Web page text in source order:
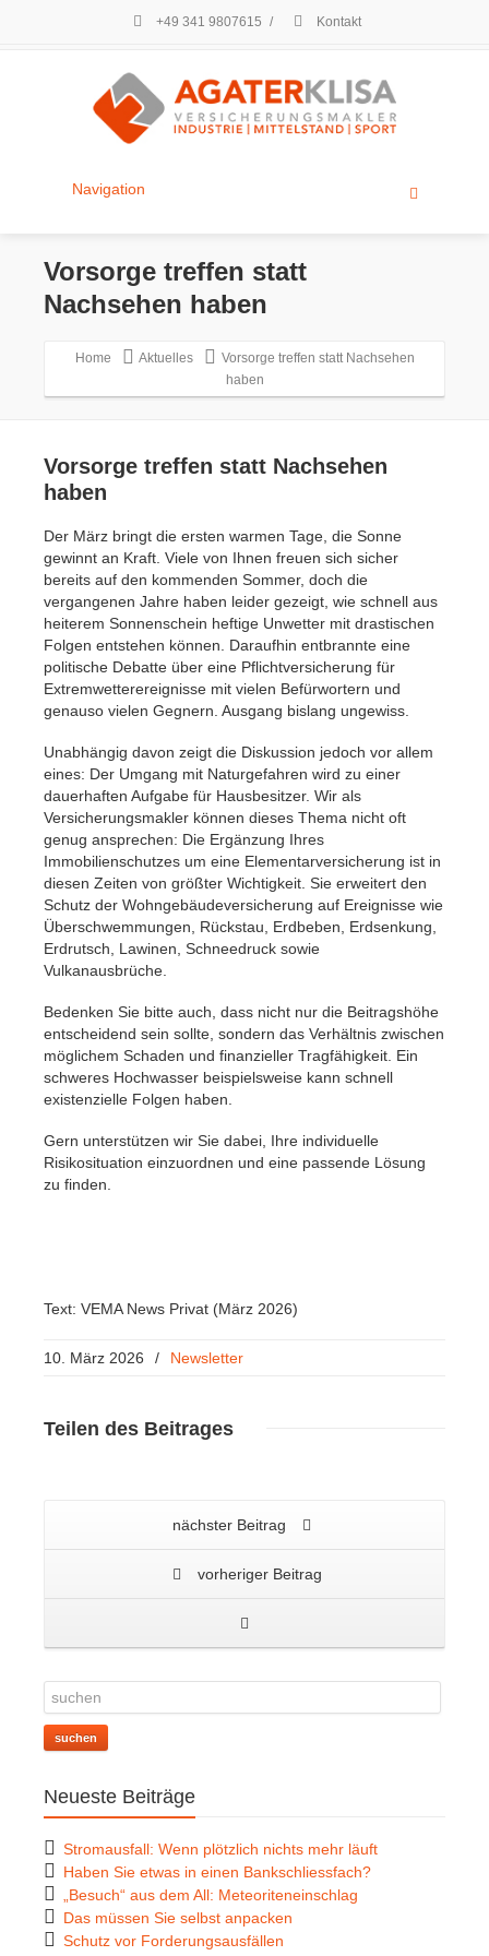
+49 341 9807615 / Kontakt
Navigation
Vorsorge treffen statt
Nachsehen haben
Home Aktuelles
Vorsorge treffen statt Nachsehen
haben
Vorsorge treffen statt Nachsehen
haben
Der März bringt die ersten warmen Tage, die Sonne
gewinnt an Kraft. Viele von Ihnen freuen sich sicher
bereits auf den kommenden Sommer, doch die
vergangenen Jahre haben leider gezeigt, wie schnell aus
heiterem Sonnenschein heftige Unwetter mit drastischen
Folgen entstehen können. Daraufhin entbrannte eine
politische Debatte über eine Pflichtversicherung für
Extremwetterereignisse mit vielen Befürwortern und
genauso vielen Gegnern. Ausgang bislang ungewiss.
Unabhängig davon zeigt die Diskussion jedoch vor allem
eines: Der Umgang mit Naturgefahren wird zu einer
dauerhaften Aufgabe für Hausbesitzer. Wir als
Versicherungsmakler können dieses Thema nicht oft
genug ansprechen: Die Ergänzung Ihres
Immobilienschutzes um eine Elementarversicherung ist in
diesen Zeiten von größter Wichtigkeit. Sie erweitert den
Schutz der Wohngebäudeversicherung auf Ereignisse wie
Überschwemmungen, Rückstau, Erdbeben, Erdsenkung,
Erdrutsch, Lawinen, Schneedruck sowie
Vulkanausbrüche.
Bedenken Sie bitte auch, dass nicht nur die Beitragshöhe
entscheidend sein sollte, sondern das Verhältnis zwischen
möglichem Schaden und finanzieller Tragfähigkeit. Ein
schweres Hochwasser beispielsweise kann schnell
existenzielle Folgen haben.
Gern unterstützen wir Sie dabei, Ihre individuelle
Risikosituation einzuordnen und eine passende Lösung
zu finden.
Text: VEMA News Privat (März 2026)
10. März 2026 / Newsletter
Teilen des Beitrages
nächster Beitrag
vorheriger Beitrag
suchen
Neueste Beiträge
Stromausfall: Wenn plötzlich nichts mehr läuft
Haben Sie etwas in einen Bankschliessfach?
„Besuch“ aus dem All: Meteoriteneinschlag
Das müssen Sie selbst anpacken
Schutz vor Forderungsausfällen